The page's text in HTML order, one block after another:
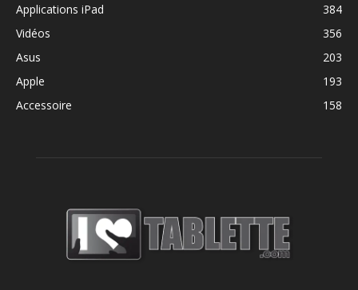
Applications iPad
384
Vidéos
356
Asus
203
Apple
193
Accessoire
158